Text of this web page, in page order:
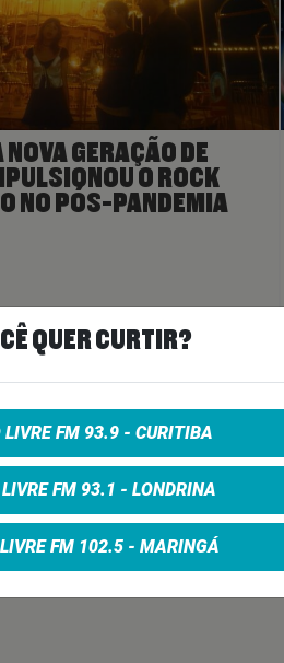
GERAÇÃO DE
O ROCK
NO PÓS-PANDEMIA
QUER CURTIR?
LIVRE FM 93.9 - CURITIBA
FM 93.1 - LONDRINA
FM 102.5 - MARINGÁ